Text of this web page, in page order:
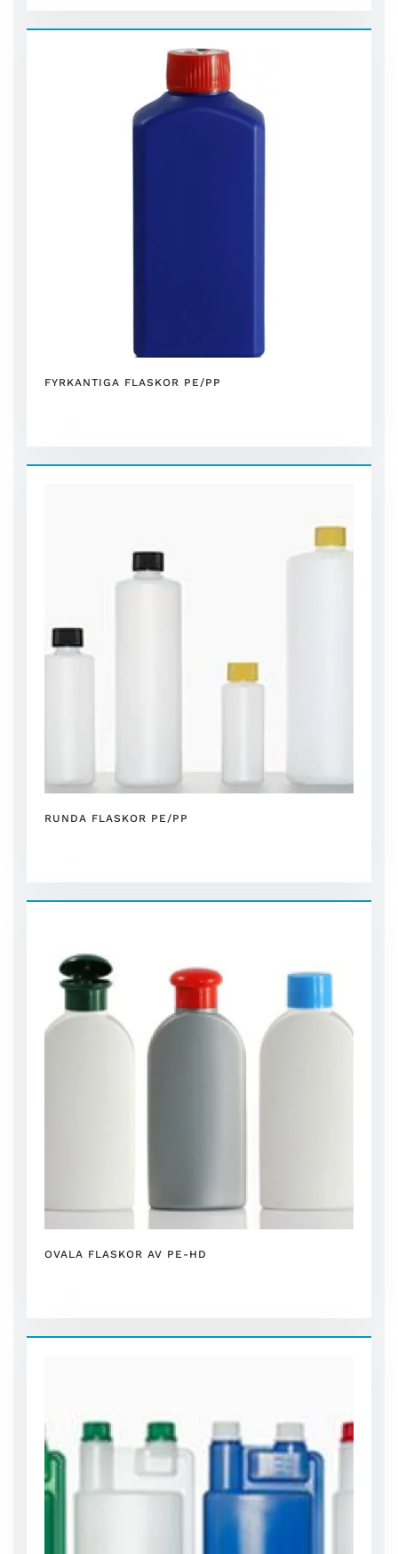
FYRKANTIGA FLASKOR PE/PP
RUNDA FLASKOR PE/PP
OVALA FLASKOR AV PE-HD